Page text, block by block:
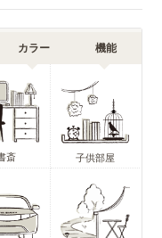
カラー 機能
斎 子供部屋